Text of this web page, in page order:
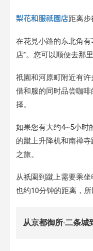
梨花和服祇園店距离步
在花見小路的东北角
店”。您可以顺便去那
祇園和河原町附近有
借和服的同时品尝咖
择。
如果您有大约4~5小时
的蹴上升降机和南禅
之旅。
从祇園到蹴上需要乘
也约10分钟的距离，所
从京都御所·二条